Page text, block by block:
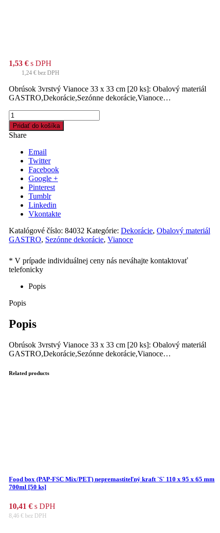
1,53 € s DPH
1,24 € bez DPH
Obrúsok 3vrstvý Vianoce 33 x 33 cm [20 ks]: Obalový materiál
GASTRO,Dekorácie,Sezónne dekorácie,Vianoce…
množstvo
Obrúsok
3vrstvý
Vianoce
Pridať do košíka
Share
Email
Twitter
Facebook
Google +
Pinterest
Tumblr
Linkedin
Vkontakte
Katalógové číslo: 84032 Kategórie: Dekorácie, Obalový materiál
GASTRO, Sezónne dekorácie, Vianoce
Popis
Popis
Popis
Obrúsok 3vrstvý Vianoce 33 x 33 cm [20 ks]: Obalový materiál
GASTRO,Dekorácie,Sezónne dekorácie,Vianoce…
Related products
Food box (PAP-FSC Mix/PET) nepremastiteľný kraft `S` 110 x 95 x 65 mm
700ml [50 ks]
10,41 € s DPH
8,46 € bez DPH